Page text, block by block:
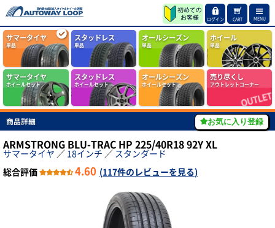
ログイン CART MENU
サマータイヤ
単品
スタッドレス
単品
オールシーズン
単品
ホイール
単品
サマータイヤ
ホイールセット
スタッドレス
ホイールセット
オールシーズン
ホイールセット
売り尽くし
アウトレットコーナー
商品詳細 お気に入り登録
ARMSTRONG BLU-TRAC HP 225/40R18 92Y XL
サマータイヤ ／ 18インチ ／ スタンダード
総合評価
4.60 (117件のレビューを見る)